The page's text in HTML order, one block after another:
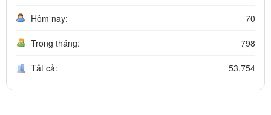
Hôm nay: 70
Trong tháng: 798
Tất cả: 53.754